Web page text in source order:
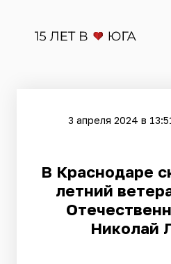
3 апреля 2024 в
​В Краснодаре
летний
Николай